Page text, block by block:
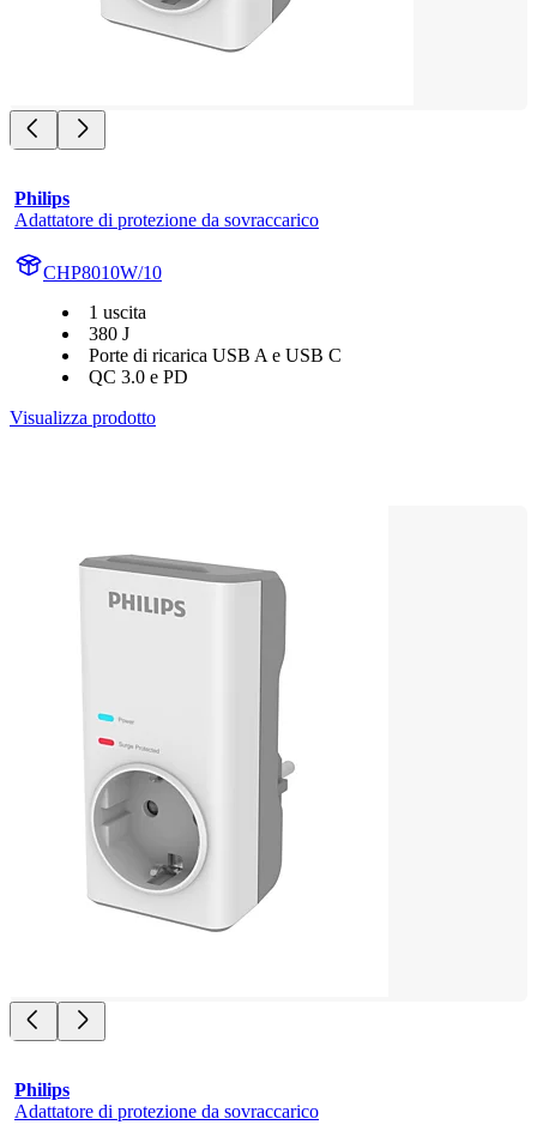
Philips
Adattatore di protezione da sovraccarico
CHP8010W/10
1 uscita
380 J
Porte di ricarica USB A e USB C
QC 3.0 e PD
Visualizza prodotto
Philips
Adattatore di protezione da sovraccarico